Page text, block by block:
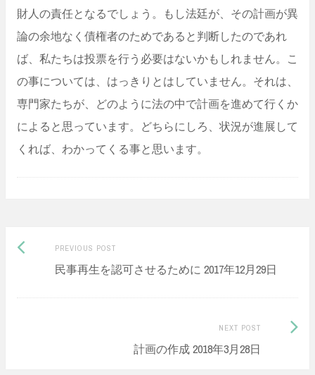
財人の責任となるでしょう。もし法廷が、その計画が異
論の余地なく債権者のためであると判断したのであれ
ば、私たちは投票を行う必要はないかもしれません。こ
の事については、はっきりとはしていません。それは、
専門家たちが、どのように法の中で計画を進めて行くか
によると思っています。どちらにしろ、状況が進展して
くれば、わかってくる事と思います。
Post
navigation
PREVIOUS POST
post:
民事再生を認可させるために 2017年12月29日
NEXT POST
計画の作成 2018年3月28日
Next